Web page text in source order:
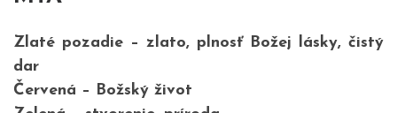
Zlaté pozadie – zlato, plnosť Božej lásky, čistý
dar
Červená – Božský život